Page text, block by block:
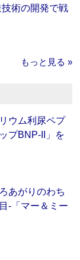
技術の開発で戦
もっと見る »
ウム利尿ペプ
プBNP-II」を
あがりのわち
‐「マー＆ミー